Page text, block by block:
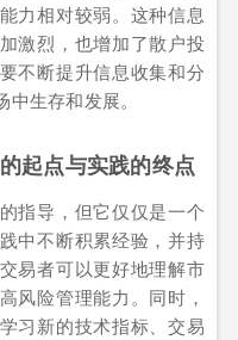
力相对较弱。这种信息
激烈，也增加了散户投
不断提升信息收集和分
生存和发展。
起点与实践的终点
指导，但它仅仅是一个
中不断积累经验，并持
易者可以更好地理解市
风险管理能力。同时，
习新的技术指标、交易